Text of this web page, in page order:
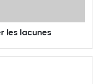
les lacunes